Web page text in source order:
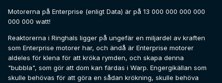
Motorerna på Enterprise (enligt Data) är på 13 000 000 000 000
000 000 watt!
Reaktorerna i Ringhals ligger på ungefär en miljardel av kraften
som Enterprise motorer har, och ändå är Enterprise motorer
aldeles för klena för att kröka rymden, och skapa denna
"bubbla", som gör att dom kan färdas i Warp. Engergikällan som
skulle behövas för att göra en sådan krökning, skulle behöva